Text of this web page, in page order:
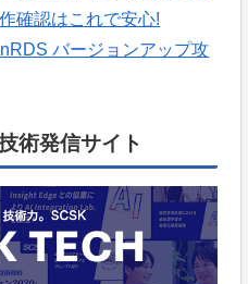
確認はこれで安心!
バージョンアップ攻
術発信サイト